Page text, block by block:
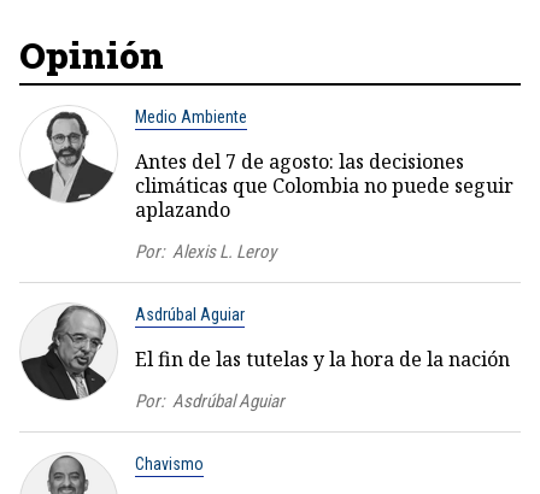
Opinión
Medio Ambiente
Antes del 7 de agosto: las decisiones
climáticas que Colombia no puede seguir
aplazando
Por: Alexis L. Leroy
Asdrúbal Aguiar
El fin de las tutelas y la hora de la nación
Por: Asdrúbal Aguiar
Chavismo